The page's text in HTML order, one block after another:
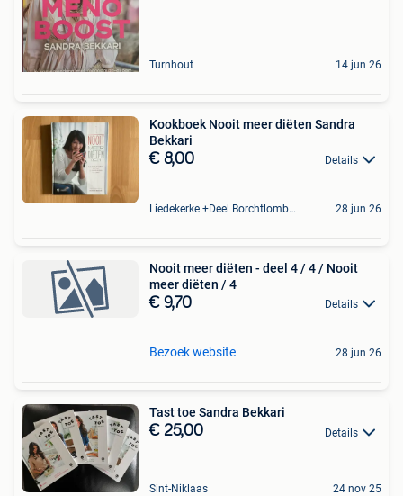
Turnhout 14 jun 26
Kookboek Nooit meer diëten Sandra
Bekkari
€ 8,00 Details
Liedekerke +Deel Borchtlombeek 28 jun 26
Nooit meer diëten - deel 4 / 4 / Nooit
meer diëten / 4
€ 9,70 Details
Bezoek website 28 jun 26
Tast toe Sandra Bekkari
€ 25,00 Details
Sint-Niklaas 24 nov 25